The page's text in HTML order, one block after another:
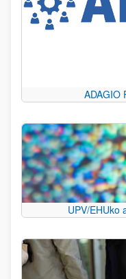
ADAGIO
UPV/EHUko